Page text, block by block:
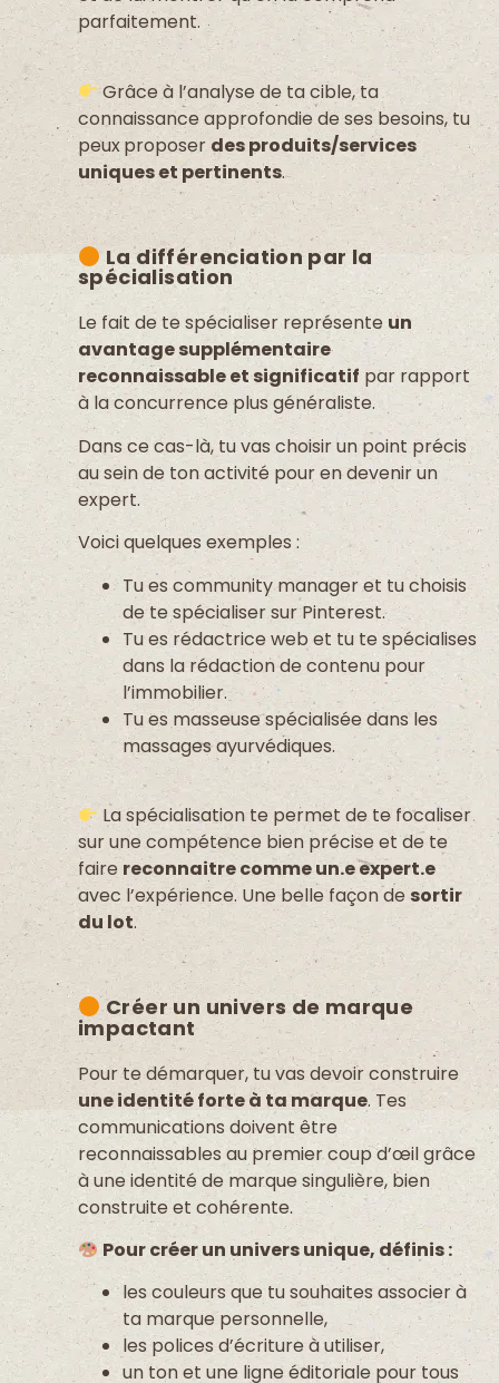
parfaitement.
Grâce à l’analyse de ta cible, ta
connaissance approfondie de ses besoins, tu
peuxproposer des produits/services
uniques et pertinents.
La différenciation par la
spécialisation
Le fait de te spécialiser représente un
avantage supplémentaire
reconnaissable et significatifpar rapport
à la concurrence plus généraliste.
Dans ce cas-là, tu vas choisir un point précis
au sein de ton activité pour en devenir un
expert.
Voici quelques exemples :
Tu es community manager et tu choisis
de te spécialiser sur Pinterest.
Tu es rédactrice web et tu te spécialises
dans la rédaction de contenu pour
l’immobilier.
Tu es masseuse spécialisée dans les
massages ayurvédiques.
La spécialisation te permet de te focaliser
sur une compétence bien précise et de te
fairereconnaitre comme un.e expert.e
avec l’expérience. Une belle façon desortir
du lot.
Créer un univers de marque
impactant
Pour te démarquer, tu vas devoir construire
une identité forte à ta marque. Tes
communications doivent être
reconnaissables au premier coup d’œil grâce
à une identité de marque singulière, bien
construite et cohérente.
Pour créer un univers unique, définis :
les couleurs que tu souhaites associer à
ta marque personnelle,
les polices d’écriture à utiliser,
un ton et une ligne éditoriale pour tous